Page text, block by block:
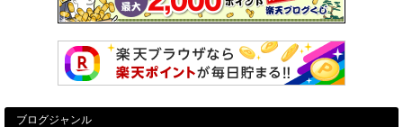
ブログジャンル